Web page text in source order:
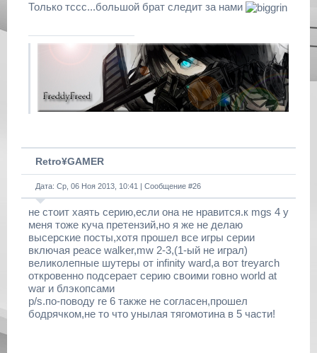
Только тссс...большой брат следит за нами
Retro¥GAMER
Дата: Ср, 06 Ноя 2013, 10:41 | Сообщение #26
не стоит хаять серию,если она не нравится.к mgs 4 у
меня тоже куча претензий,но я же не делаю
высерские посты,хотя прошел все игры серии
включая peace walker,mw 2-3,(1-ый не играл)
великолепные шутеры от infinity ward,а вот treyarch
откровенно подсерает серию своими говно world at
war и блэкопсами
p/s.по-поводу re 6 также не согласен,прошел
бодрячком,не то что унылая тягомотина в 5 части!